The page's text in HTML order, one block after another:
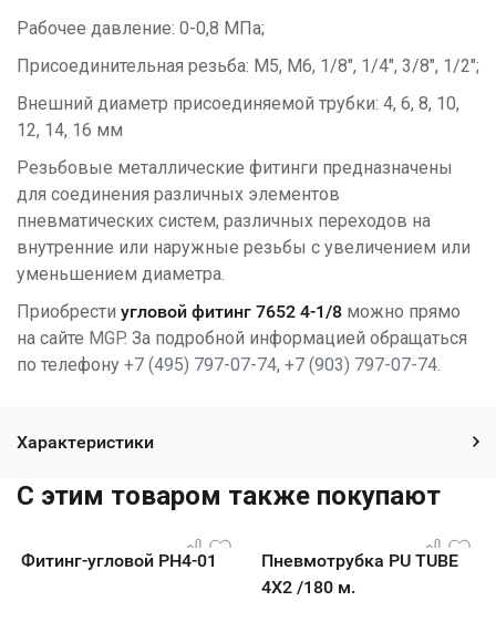
Рабочее давление: 0-0,8 МПа;
Присоединительная резьба: M5, М6, 1/8", 1/4", 3/8", 1/2";
Внешний диаметр присоединяемой трубки: 4, 6, 8, 10,
12, 14, 16 мм
Резьбовые металлические фитинги предназначены
для соединения различных элементов
пневматических систем, различных переходов на
внутренние или наружные резьбы с увеличением или
уменьшением диаметра.
Приобрести угловой фитинг 7652 4-1/8 можно прямо
на сайте MGP. За подробной информацией обращаться
по телефону +7 (495) 797-07-74, +7 (903) 797-07-74.
Характеристики
C этим товаром также покупают
Фитинг-угловой PH4-01
Пневмотрубка PU TUBE
4X2 /180 м.